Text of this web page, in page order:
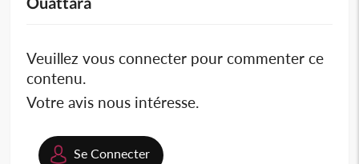
Veuillez vous connecter pour commenter ce
contenu.
Votre avis nous intéresse.
Se Connecter